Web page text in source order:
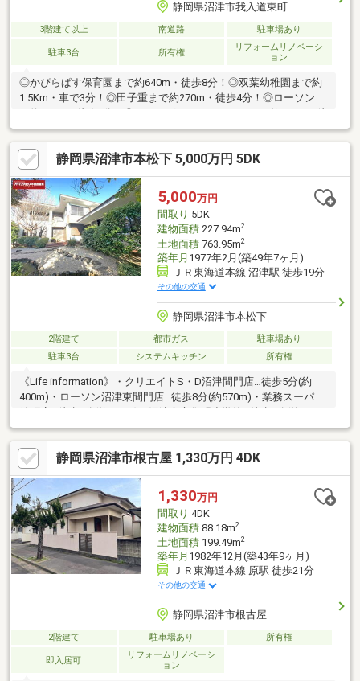
静岡県沼津市我入道東町
3階建て以上 南道路 駐車場あり
駐車3台 所有権
リフォームリノベーシ
ョン
◎かぴらぱす保育園まで約640m・徒歩8分！◎双葉幼稚園まで約
1.5Km・車で3分！◎田子重まで約270m・徒歩4分！◎ローソンま
歩4分！◎我入道公園まで約780m・徒歩10分！◎郵便局まで約
250m・徒歩4分！※既存不適合建築物のため、同規模の建物は再
建築出来ません。（建ぺい率７７％）※設備の内容・状況等は現
況を優先致します。
静岡県沼津市本松下 5,000万円 5DK
5,000万円
間取り 5DK
建物面積227.94m2
土地面積763.95m2
築年月 1977年2月(築49年7ヶ月)
ＪＲ東海道本線 沼津駅 徒歩19分
その他の交通
静岡県沼津市本松下
2階建て 都市ガス
駐車場あり
駐車3台
システムキッチン 所有権
《Life information》・クリエイトS・D沼津間門店…徒歩5分(約
400m)・ローソン沼津東間門店…徒歩8分(約570m)・業務スーパー
680m)・沼津市立第二中学校…徒歩8分(約570m)■富士急行バス
「西高入口」バス停徒歩3分■集明小・第二中■中学校はR9年4月に
第一中と統合予定■契約不適合責任：免責■未登記の物置小屋あり
■建ぺい率：角地緩和+10％■現況渡し■上水道：一部井戸利用■リ
フォーム有：キッチン
静岡県沼津市根古屋 1,330万円 4DK
1,330万円
間取り 4DK
建物面積88.18m2
土地面積199.49m2
築年月 1982年12月(築43年9ヶ月)
ＪＲ東海道本線 原駅 徒歩21分
その他の交通
静岡県沼津市根古屋
2階建て 駐車場あり 所有権
即入居可
リフォームリノベーシ
ョン